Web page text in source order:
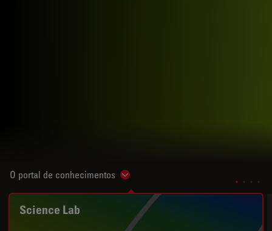
O portal de conhecimentos Show subnavigation
Science Lab